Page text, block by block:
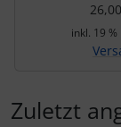
inkl. 19 %
Zuletzt